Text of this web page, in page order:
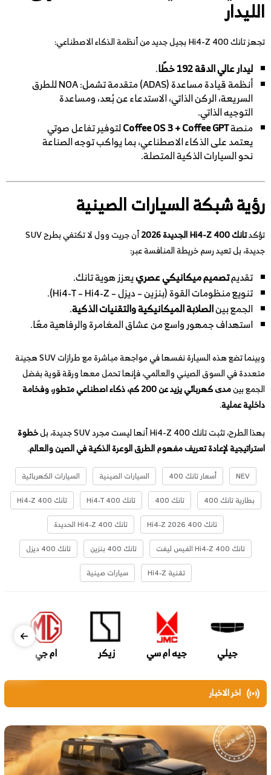
الليدار
تجهز تانك 400 Hi4-Z بجيل جديد من أنظمة الذكاء الاصطناعي:
ليدار عالي الدقة 192 خطًا
.
أنظمة قيادة مساعدة (ADAS) متقدمة تشمل: NOA للطرق
السريعة، الركن الذاتي، الاستدعاء عن بُعد، ومساعدة
التوجيه الذاتي.
منصةCoffee OS 3 + Coffee GPTلتوفير تفاعل صوتي
يعتمد على الذكاء الاصطناعي، بما يواكب توجه الصناعة
نحو السيارات الذكية المتصلة.
رؤية شبكة السيارات الصينية
تؤكدتانك 400 Hi4-Z الجديدة 2026
أن جريت وول لا تكتفي بطرح SUV
جديدة، بل تعيد رسم خريطة المنافسة عبر:
تقديمتصميم ميكانيكي عصرييعزز هوية تانك.
تنويع منظومات القوة (بنزين – ديزل – Hi4-T – Hi4-Z).
الجمع بينالصلابة الميكانيكية والتقنيات الذكية.
استهداف جمهور واسع من عشاق المغامرة والرفاهية معًا.
وبينما تضع هذه السيارة نفسها في مواجهة مباشرة مع طرازات SUV هجينة
متعددة في السوق الصيني والعالمي، فإنها تحمل معها ورقة قوية بفضل
الجمع بين
مدى كهربائي يزيد عن 200 كم، ذكاء اصطناعي متطور، وفخامة
داخلية عملية.
بهذا الطرح، تثبت تانك 400 Hi4-Z أنها ليست مجرد SUV جديدة، بل
خطوة
استراتيجية لإعادة تعريف مفهوم الطرق الوعرة الذكية في الصين والعالم.
NEV أسعار تانك 400 السيارات الصينية
السيارات الكهربائية
بطارية تانك 400
تانك 400 تانك 400 Hi4-T
تانك 400 Hi4-Z
تانك 400 Hi4-Z 2026
تانك 400 Hi4-Z الحديدة
تانك 400 Hi4-Z الفيس ليفت
تانك 400 بنزين
تانك 400 ديزل
تقنية Hi4-Z
سيارات صينية
جيلي جيه ام سي زيكر ام جي
اخر الاخبار